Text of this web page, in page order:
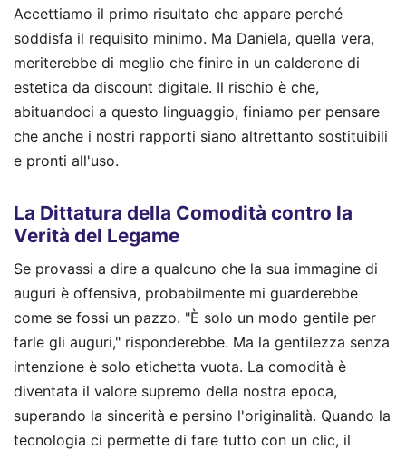
Accettiamo il primo risultato che appare perché
soddisfa il requisito minimo. Ma Daniela, quella vera,
meriterebbe di meglio che finire in un calderone di
estetica da discount digitale. Il rischio è che,
abituandoci a questo linguaggio, finiamo per pensare
che anche i nostri rapporti siano altrettanto sostituibili
e pronti all'uso.
La Dittatura della Comodità contro la
Verità del Legame
Se provassi a dire a qualcuno che la sua immagine di
auguri è offensiva, probabilmente mi guarderebbe
come se fossi un pazzo. "È solo un modo gentile per
farle gli auguri," risponderebbe. Ma la gentilezza senza
intenzione è solo etichetta vuota. La comodità è
diventata il valore supremo della nostra epoca,
superando la sincerità e persino l'originalità. Quando la
tecnologia ci permette di fare tutto con un clic, il